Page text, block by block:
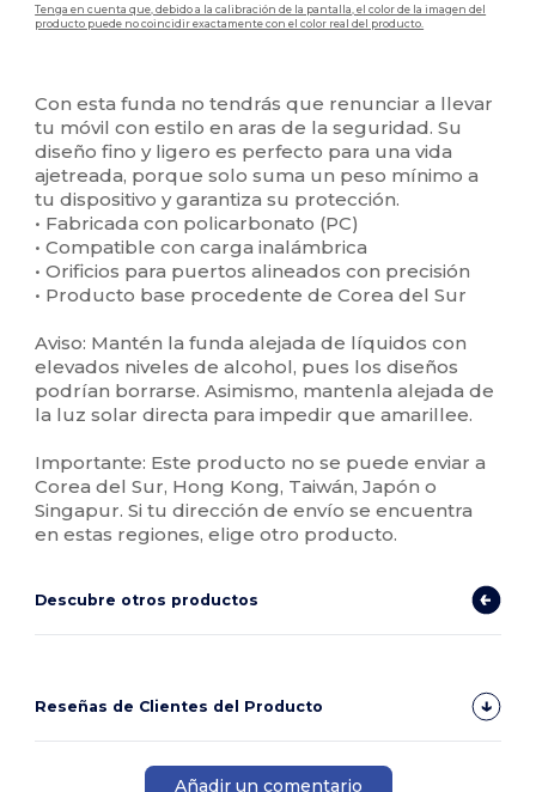
Tenga en cuenta que, debido a la calibración de la pantalla, el color de la imagen del
producto puede no coincidir exactamente con el color real del producto.
Con esta funda no tendrás que renunciar a llevar
tu móvil con estilo en aras de la seguridad. Su
diseño fino y ligero es perfecto para una vida
ajetreada, porque solo suma un peso mínimo a
tu dispositivo y garantiza su protección.
• Fabricada con policarbonato (PC)
• Compatible con carga inalámbrica
• Orificios para puertos alineados con precisión
• Producto base procedente de Corea del Sur
Aviso: Mantén la funda alejada de líquidos con
elevados niveles de alcohol, pues los diseños
podrían borrarse. Asimismo, mantenla alejada de
la luz solar directa para impedir que amarillee.
Importante: Este producto no se puede enviar a
Corea del Sur, Hong Kong, Taiwán, Japón o
Singapur. Si tu dirección de envío se encuentra
en estas regiones, elige otro producto.
Descubre otros productos
Reseñas de Clientes del Producto
Añadir un comentario